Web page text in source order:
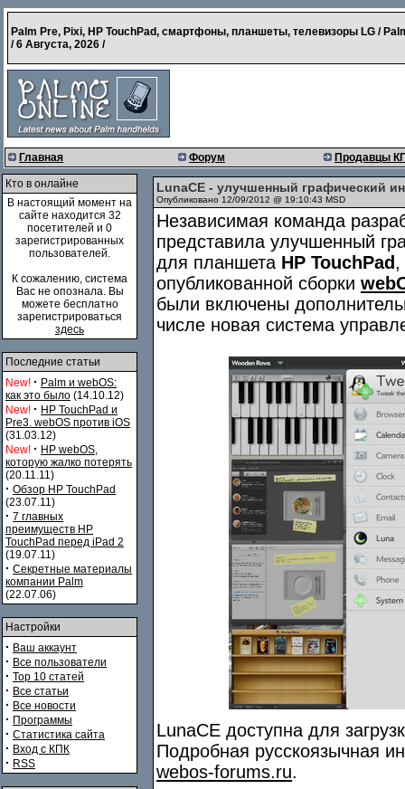
Palm Pre, Pixi, HP TouchPad, смартфоны, планшеты, телевизоры LG /
/6 Августа, 2026 /
Главная Форум Продавцы
Кто в онлайне
В настоящий момент на
сайте находится 32
посетителей и 0
зарегистрированных
пользователей.
К сожалению, система
Вас не опознала. Вы
можете бесплатно
зарегистрироваться
здесь
Последние статьи
New! · Palm и webOS:
как это было (14.10.12)
New! · HP TouchPad и
Pre3. webOS против iOS
(31.03.12)
New! · HP webOS,
которую жалко потерять
(20.11.11)
· Обзор HP TouchPad
(23.07.11)
· 7 главных
преимуществ HP
TouchPad перед iPad 2
(19.07.11)
· Секретные материалы
компании Palm
(22.07.06)
Настройки
· Ваш аккаунт
· Все пользователи
· Top 10 статей
· Все статьи
· Все новости
· Программы
· Статистика сайта
· Вход с КПК
· RSS
LunaCE - улучшенный графический
Опубликовано 12/09/2012 @ 19:10:43 MSD
Независимая команда
представила улучшенный
для планшета HP TouchPad,
опубликованной сборки
были включены
числе новая система
LunaCE доступна для
Подробная русскоязычная
webos-forums.ru.